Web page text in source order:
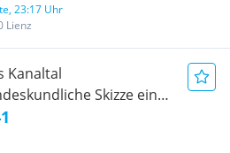
23:17 Uhr
Lienz
Kanaltal
Skizze eine
Grenzraumes von